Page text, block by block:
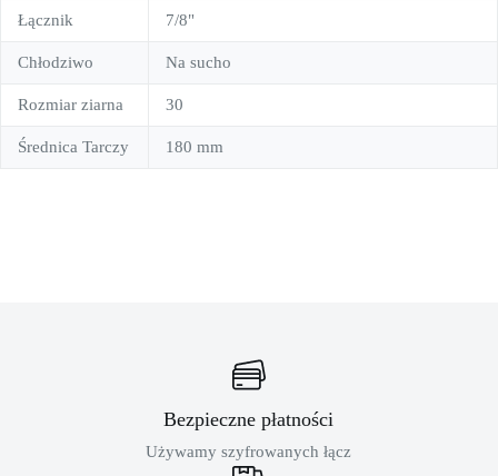
Łącznik 7/8"
Chłodziwo Na sucho
Rozmiar ziarna 30
Średnica Tarczy 180 mm
Bezpieczne płatności
Używamy szyfrowanych łącz